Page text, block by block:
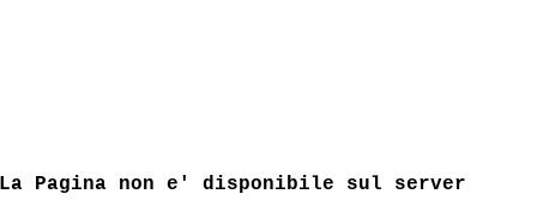
La Pagina non e' disponibile sul server